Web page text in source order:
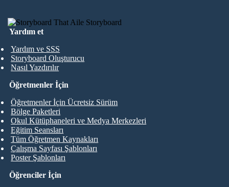
Yardım et
Yardım ve SSS
Storyboard Oluşturucu
Nasıl Yazdırılır
Öğrenciler İçin
Öğretmenler İçin
Öğretmenler İçin Ücretsiz Sürüm
Bölge Paketleri
Okul Kütüphaneleri ve Medya Merkezleri
Eğitim Seansları
Tüm Öğretmen Kaynakları
Çalışma Sayfası Şablonları
Poster Şablonları